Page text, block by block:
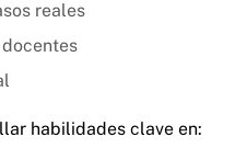
reales
habilidades clave en: